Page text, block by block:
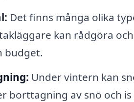
Det finns många olika
kan rådgöra
budget.
Under vintern kan
borttagning av snö och